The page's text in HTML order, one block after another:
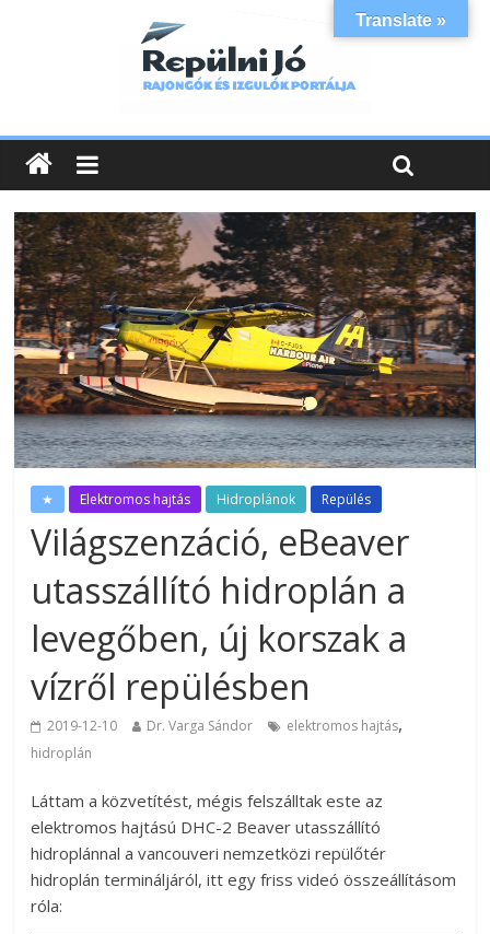
★ Elektromos hajtás Hidroplánok Repülés
Világszenzáció, eBeaver
utasszállító hidroplán a
levegőben, új korszak a
vízről repülésben
2019-12-10 Dr. Varga Sándor elektromos hajtás,
hidroplán
Láttam a közvetítést, mégis felszálltak este az
elektromos hajtású DHC-2 Beaver utasszállító
hidroplánnal a vancouveri nemzetközi repülőtér
hidroplán termináljáról, itt egy friss videó összeállításom
róla:
Translate »